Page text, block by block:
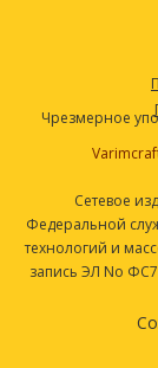
Чрезмерное
Сетевое
Федеральной
технологий и
запись ЭЛ No